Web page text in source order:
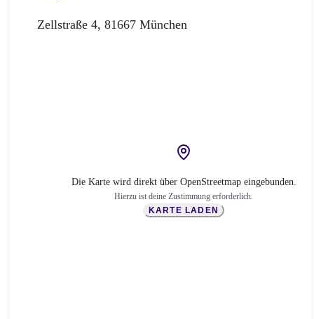
Zellstraße 4, 81667 München
Die Karte wird direkt über OpenStreetmap eingebunden.
Hierzu ist deine Zustimmung erforderlich.
KARTE LADEN